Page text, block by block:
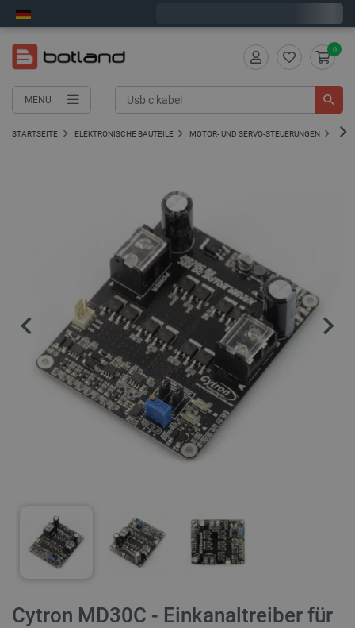
MENU
0
STARTSEITE ELEKTRONISCHE BAUTEILE MOTOR- UND SERVO-STEUERUNGEN DC-
Cytron MD30C - Einkanaltreiber für